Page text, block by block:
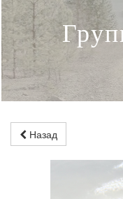
Назад